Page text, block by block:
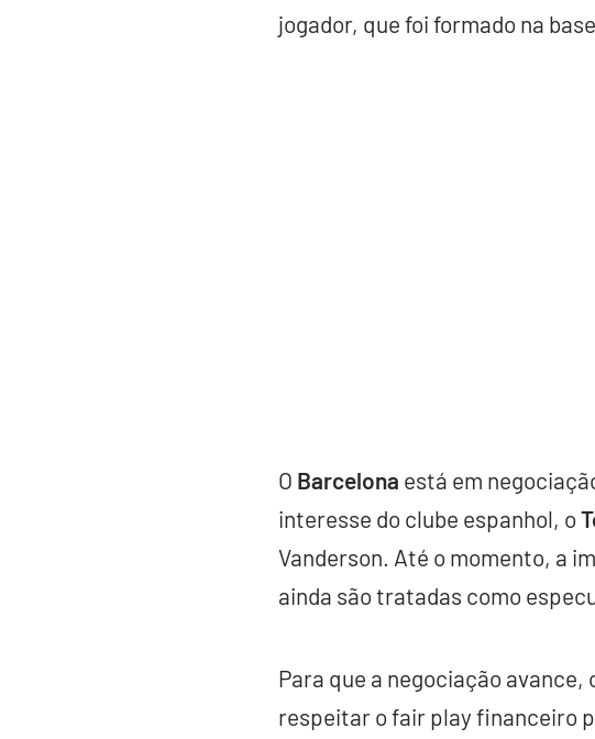
jogador, que foi formado na
O Barcelona está em
interesse do clube espanhol, o
Vanderson. Até o momento, a
ainda são tratadas como
Para que a negociação
respeitar o fair play financeiro